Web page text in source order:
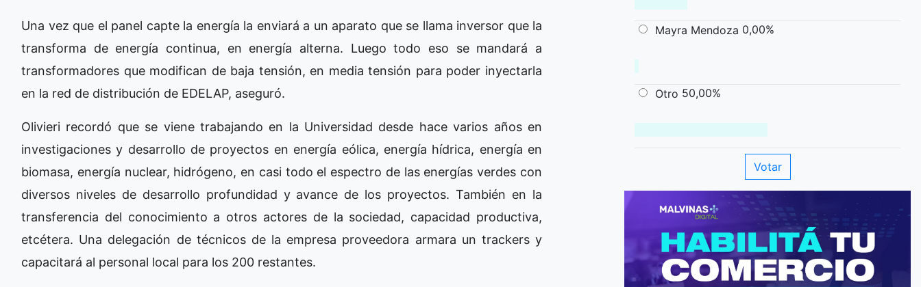
Una vez que el panel capte la energía la enviará a un aparato que se llama inversor que la
transforma de energía continua, en energía alterna. Luego todo eso se mandará a
transformadores que modifican de baja tensión, en media tensión para poder inyectarla
en la red de distribución de EDELAP, aseguró.
Olivieri recordó que se viene trabajando en la Universidad desde hace varios años en
investigaciones y desarrollo de proyectos en energía eólica, energía hídrica, energía en
biomasa, energía nuclear, hidrógeno, en casi todo el espectro de las energías verdes con
diversos niveles de desarrollo profundidad y avance de los proyectos. También en la
transferencia del conocimiento a otros actores de la sociedad, capacidad productiva,
etcétera. Una delegación de técnicos de la empresa proveedora armara un trackers y
capacitará al personal local para los 200 restantes.
Mayra Mendoza 0,00%
Otro 50,00%